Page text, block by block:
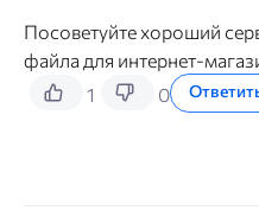
Посоветуйте хороший
файла для интернет-
1
0